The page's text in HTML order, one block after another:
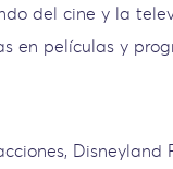
del cine y la
en películas y
Disneyland